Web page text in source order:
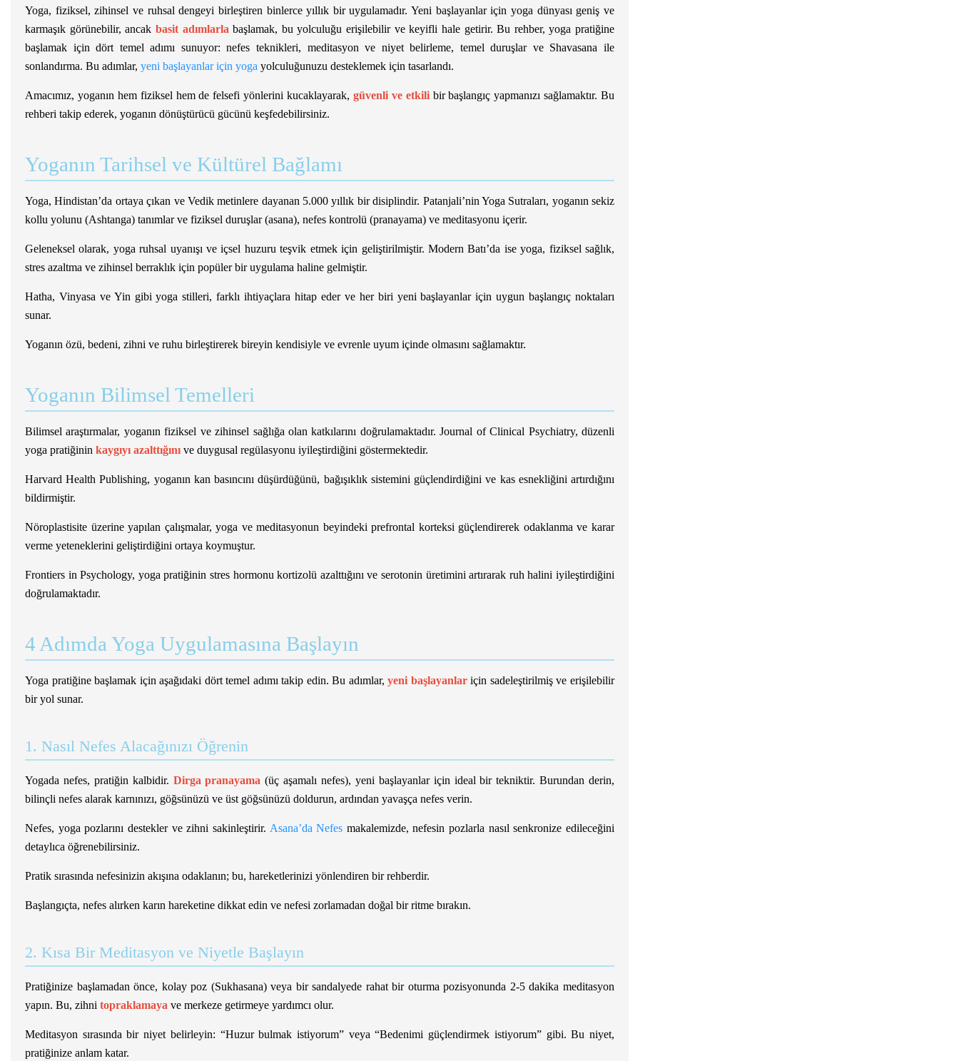
Yoga, fiziksel, zihinsel ve ruhsal dengeyi birleştiren binlerce yıllık bir uygulamadır. Yeni başlayanlar için yoga dünyası geniş ve
karmaşık görünebilir, ancak basit adımlarla başlamak, bu yolculuğu erişilebilir ve keyifli hale getirir. Bu rehber, yoga pratiğine
başlamak için dört temel adımı sunuyor: nefes teknikleri, meditasyon ve niyet belirleme, temel duruşlar ve Shavasana ile
sonlandırma. Bu adımlar, yeni başlayanlar için yoga yolculuğunuzu desteklemek için tasarlandı.
Amacımız, yoganın hem fiziksel hem de felsefi yönlerini kucaklayarak, güvenli ve etkilibir başlangıç yapmanızı sağlamaktır. Bu
rehberi takip ederek, yoganın dönüştürücü gücünü keşfedebilirsiniz.
Yoganın Tarihsel ve Kültürel Bağlamı
Yoga, Hindistan’da ortaya çıkan ve Vedik metinlere dayanan 5.000 yıllık bir disiplindir. Patanjali’nin Yoga Sutraları, yoganın sekiz
kollu yolunu (Ashtanga) tanımlar ve fiziksel duruşlar (asana), nefes kontrolü (pranayama) ve meditasyonu içerir.
Geleneksel olarak, yoga ruhsal uyanışı ve içsel huzuru teşvik etmek için geliştirilmiştir. Modern Batı’da ise yoga, fiziksel sağlık,
stres azaltma ve zihinsel berraklık için popüler bir uygulama haline gelmiştir.
Hatha, Vinyasa ve Yin gibi yoga stilleri, farklı ihtiyaçlara hitap eder ve her biri yeni başlayanlar için uygun başlangıç noktaları
sunar.
Yoganın özü, bedeni, zihni ve ruhu birleştirerek bireyin kendisiyle ve evrenle uyum içinde olmasını sağlamaktır.
Yoganın Bilimsel Temelleri
Bilimsel araştırmalar, yoganın fiziksel ve zihinsel sağlığa olan katkılarını doğrulamaktadır. Journal of Clinical Psychiatry, düzenli
yoga pratiğinin kaygıyı azalttığını ve duygusal regülasyonu iyileştirdiğini göstermektedir.
Harvard Health Publishing, yoganın kan basıncını düşürdüğünü, bağışıklık sistemini güçlendirdiğini ve kas esnekliğini artırdığını
bildirmiştir.
Nöroplastisite üzerine yapılan çalışmalar, yoga ve meditasyonun beyindeki prefrontal korteksi güçlendirerek odaklanma ve karar
verme yeteneklerini geliştirdiğini ortaya koymuştur.
Frontiers in Psychology, yoga pratiğinin stres hormonu kortizolü azalttığını ve serotonin üretimini artırarak ruh halini iyileştirdiğini
doğrulamaktadır.
4 Adımda Yoga Uygulamasına Başlayın
Yoga pratiğine başlamak için aşağıdaki dört temel adımı takip edin. Bu adımlar,yeni başlayanlariçin sadeleştirilmiş ve erişilebilir
bir yol sunar.
1. Nasıl Nefes Alacağınızı Öğrenin
Yogada nefes, pratiğin kalbidir. Dirga pranayama (üç aşamalı nefes), yeni başlayanlar için ideal bir tekniktir. Burundan derin,
bilinçli nefes alarak karnınızı, göğsünüzü ve üst göğsünüzü doldurun, ardından yavaşça nefes verin.
Nefes, yoga pozlarını destekler ve zihni sakinleştirir. Asana’da Nefes makalemizde, nefesin pozlarla nasıl senkronize edileceğini
detaylıca öğrenebilirsiniz.
Pratik sırasında nefesinizin akışına odaklanın; bu, hareketlerinizi yönlendiren bir rehberdir.
Başlangıçta, nefes alırken karın hareketine dikkat edin ve nefesi zorlamadan doğal bir ritme bırakın.
2. Kısa Bir Meditasyon ve Niyetle Başlayın
Pratiğinize başlamadan önce, kolay poz (Sukhasana) veya bir sandalyede rahat bir oturma pozisyonunda 2-5 dakika meditasyon
yapın. Bu, zihni topraklamaya ve merkeze getirmeye yardımcı olur.
Meditasyon sırasında bir niyet belirleyin: “Huzur bulmak istiyorum” veya “Bedenimi güçlendirmek istiyorum” gibi. Bu niyet,
pratiğinize anlam katar.